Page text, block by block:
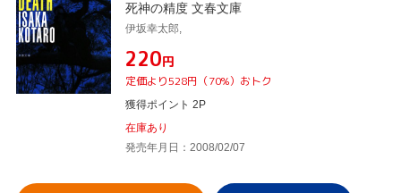
死神の精度 文春文庫
伊坂幸太郎,
¥220円
定価より528円（70%）おトク
獲得ポイント 2P
在庫あり
発売年月日：2008/02/07